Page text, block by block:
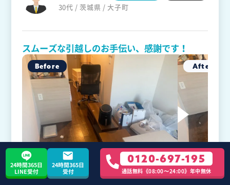
30代 / 茨城県 / 大子町
スムーズな引越しのお手伝い、感謝です！
引越しの際、不用品回収のお手伝いをお願いしまし
24時間365日
LINE受付
24時間365日
受付
0120-697-195
通話無料《08:00〜24:00》年中無休